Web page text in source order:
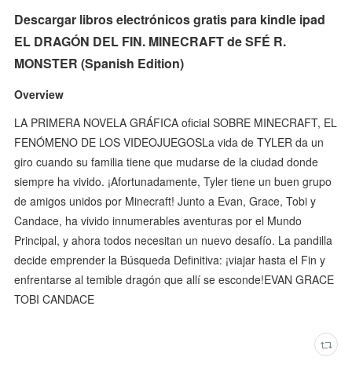
Descargar libros electrónicos gratis para kindle ipad
EL DRAGÓN DEL FIN. MINECRAFT de SFÉ R.
MONSTER (Spanish Edition)
Overview
LA PRIMERA NOVELA GRÁFICA oficial SOBRE MINECRAFT, EL
FENÓMENO DE LOS VIDEOJUEGOSLa vida de TYLER da un
giro cuando su familia tiene que mudarse de la ciudad donde
siempre ha vivido. ¡Afortunadamente, Tyler tiene un buen grupo
de amigos unidos por Minecraft! Junto a Evan, Grace, Tobi y
Candace, ha vivido innumerables aventuras por el Mundo
Principal, y ahora todos necesitan un nuevo desafío. La pandilla
decide emprender la Búsqueda Definitiva: ¡viajar hasta el Fin y
enfrentarse al temible dragón que allí se esconde!EVAN GRACE
TOBI CANDACE